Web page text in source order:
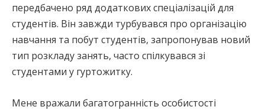
передбачено ряд додаткових спеціалізацій для
студентів. Він завжди турбувався про організацію
навчання та побут студентів, запропонував новий
тип розкладу занять, часто спілкувався зі
студентами у гуртожитку.
Мене вражали багатогранність особистості